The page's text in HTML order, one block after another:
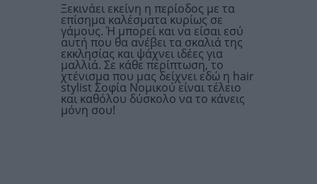
Ξεκινάει εκείνη η περίοδος με τα
επίσημα καλέσματα κυρίως σε
γάμους. Ή μπορεί και να είσαι εσύ
αυτή που θα ανέβει τα σκαλιά της
εκκλησίας και ψάχνει ιδέες για
μαλλιά. Σε κάθε περίπτωση, το
χτένισμα που μας δείχνει εδώ η hair
stylist Σοφία Νομικού είναι τέλειο
και καθόλου δύσκολο να το κάνεις
μόνη σου!